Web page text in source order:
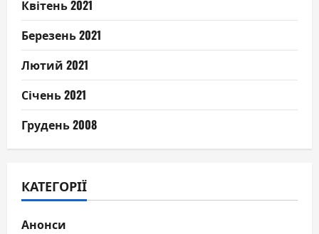
Квітень 2021
Березень 2021
Лютий 2021
Січень 2021
Грудень 2008
КАТЕГОРІЇ
Анонси